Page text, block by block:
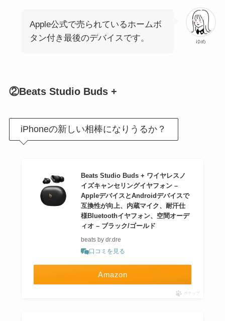
ゆめ
Apple公式で売られているホームボ
タン付き最後のデバイスです。
②Beats Studio Buds +
iPhoneの新しい相棒になりうるか？
Beats Studio Buds + ワイヤレスノ
イズキャンセリングイヤフォン –
AppleデバイスとAndroidデバイスで
互換性が向上、内蔵マイク、耐汗仕
様Bluetoothイヤフォン、空間オーデ
ィオ – ブラック/ゴールド
beats by dr.dre
口コミを見る
Amazon
ポチップ